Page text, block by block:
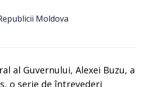
Moldova
al Guvernului, Alexei Buzu, a
o serie de întrevederi